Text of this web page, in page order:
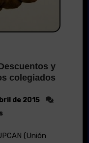
y
colegiados
de 2015